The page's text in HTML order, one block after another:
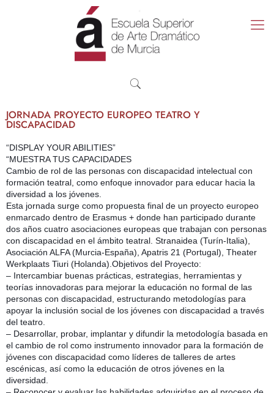
JORNADA PROYECTO EUROPEO TEATRO Y
DISCAPACIDAD
“DISPLAY YOUR ABILITIES”
“MUESTRA TUS CAPACIDADES
Cambio de rol de las personas con discapacidad intelectual con
formación teatral, como enfoque innovador para educar hacia la
diversidad a los jóvenes.
Esta jornada surge como propuesta final de un proyecto europeo
enmarcado dentro de Erasmus + donde han participado durante
dos años cuatro asociaciones europeas que trabajan con personas
con discapacidad en el ámbito teatral. Stranaidea (Turín-Italia),
Asociación ALFA (Murcia-España), Apatris 21 (Portugal), Theater
Werkplaats Tiuri (Holanda).Objetivos del Proyecto:
– Intercambiar buenas prácticas, estrategias, herramientas y
teorías innovadoras para mejorar la educación no formal de las
personas con discapacidad, estructurando metodologías para
apoyar la inclusión social de los jóvenes con discapacidad a través
del teatro.
– Desarrollar, probar, implantar y difundir la metodología basada en
el cambio de rol como instrumento innovador para la formación de
jóvenes con discapacidad como líderes de talleres de artes
escénicas, así como la educación de otros jóvenes en la
diversidad.